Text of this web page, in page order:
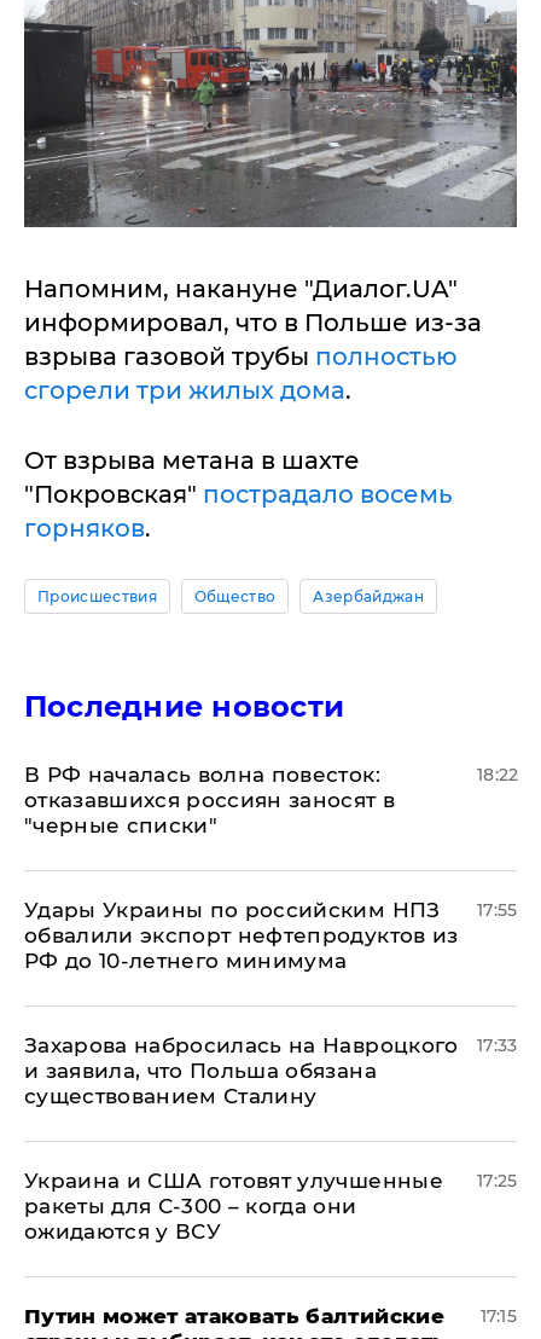
Напомним, накануне "Диалог.UA"
информировал, что в Польше из-за
взрыва газовой трубы полностью
сгорели три жилых дома.
От взрыва метана в шахте
"Покровская" пострадало восемь
горняков.
Происшествия Общество Азербайджан
Последние новости
​В РФ началась волна повесток:
отказавшихся россиян заносят в
"черные списки"
18:22
Удары Украины по российским НПЗ
обвалили экспорт нефтепродуктов из
РФ до 10-летнего минимума
17:55
​Захарова набросилась на Навроцкого
и заявила, что Польша обязана
существованием Сталину
17:33
Украина и США готовят улучшенные
ракеты для С-300 – когда они
ожидаются у ВСУ
17:25
Путин может атаковать балтийские
17:15